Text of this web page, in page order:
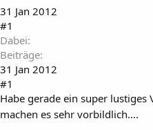
t
e
m
31 Jan 2012
#1
Dabei
Beiträge
31 Jan 2012
#1
Habe gerade ein super lustiges
machen es sehr vorbildlich....